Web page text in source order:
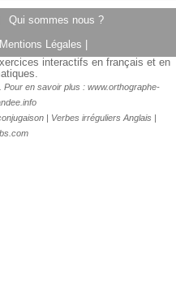
Qui sommes nous ?
Mentions Légales
interactifs en français et en
Pour en savoir plus : www.orthographe-
| Verbes irréguliers Anglais